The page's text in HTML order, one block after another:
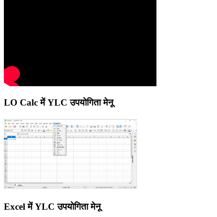
LO Calc में YLC उपयोगिता मेनू
Excel में YLC उपयोगिता मेनू